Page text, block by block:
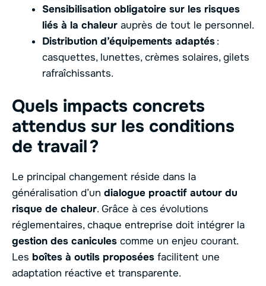
Sensibilisation obligatoire sur les risques
liés à la chaleur auprès de tout le personnel.
Distribution d’équipements adaptés:
casquettes, lunettes, crèmes solaires, gilets
rafraîchissants.
Quels impacts concrets
attendus sur les conditions
de travail ?
Le principal changement réside dans la
généralisation d’un dialogue proactif autour du
risque de chaleur. Grâce à ces évolutions
réglementaires, chaque entreprise doit intégrer la
gestion des canicules comme un enjeu courant.
Les boîtes à outils proposées facilitent une
adaptation réactive et transparente.